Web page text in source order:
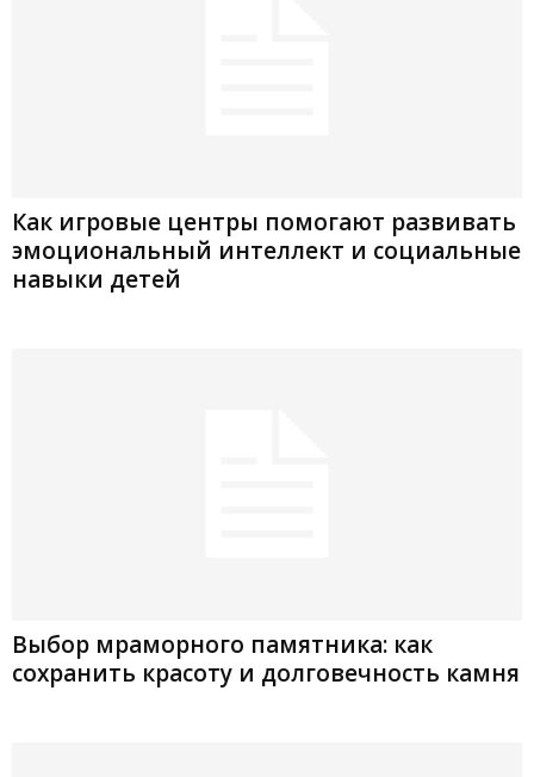
Как игровые центры помогают развивать
эмоциональный интеллект и социальные
навыки детей
Выбор мраморного памятника: как
сохранить красоту и долговечность камня